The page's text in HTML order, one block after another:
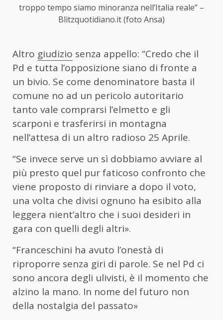
troppo tempo siamo minoranza nell’Italia reale” –
Blitzquotidiano.it (foto Ansa)
Altro giudizio senza appello: “Credo che il
Pd e tutta l’opposizione siano di fronte a
un bivio. Se come denominatore basta il
comune no ad un pericolo autoritario
tanto vale comprarsi l’elmetto e gli
scarponi e trasferirsi in montagna
nell’attesa di un altro radioso 25 Aprile.
“Se invece serve un sì dobbiamo avviare al
più presto quel pur faticoso confronto che
viene proposto di rinviare a dopo il voto,
una volta che divisi ognuno ha esibito alla
leggera nient’altro che i suoi desideri in
gara con quelli degli altri».
“Franceschini ha avuto l’onestà di
riproporre senza giri di parole. Se nel Pd ci
sono ancora degli ulivisti, è il momento che
alzino la mano. In nome del futuro non
della nostalgia del passato»